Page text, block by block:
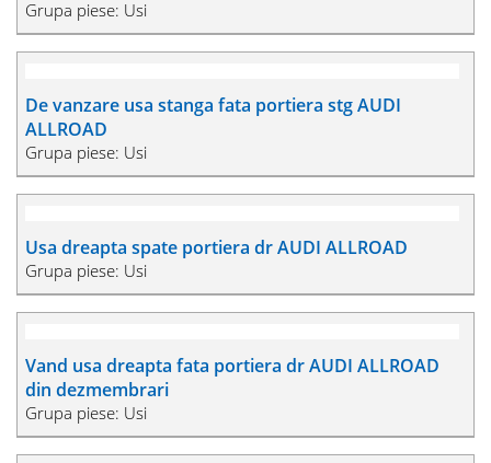
Vand vas expansiune AUDI ALLROAD
Grupa piese: Anexe motor
Usa stanga spate portiera stg AUDI ALLROAD